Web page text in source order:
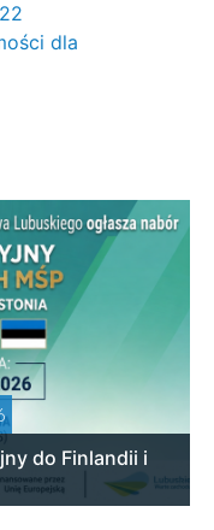
dla
do Finlandii i